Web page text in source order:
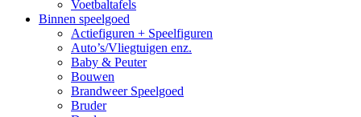
Voetbaltafels
Binnen speelgoed
Actiefiguren + Speelfiguren
Auto’s/Vliegtuigen enz.
Baby & Peuter
Bouwen
Brandweer Speelgoed
Bruder